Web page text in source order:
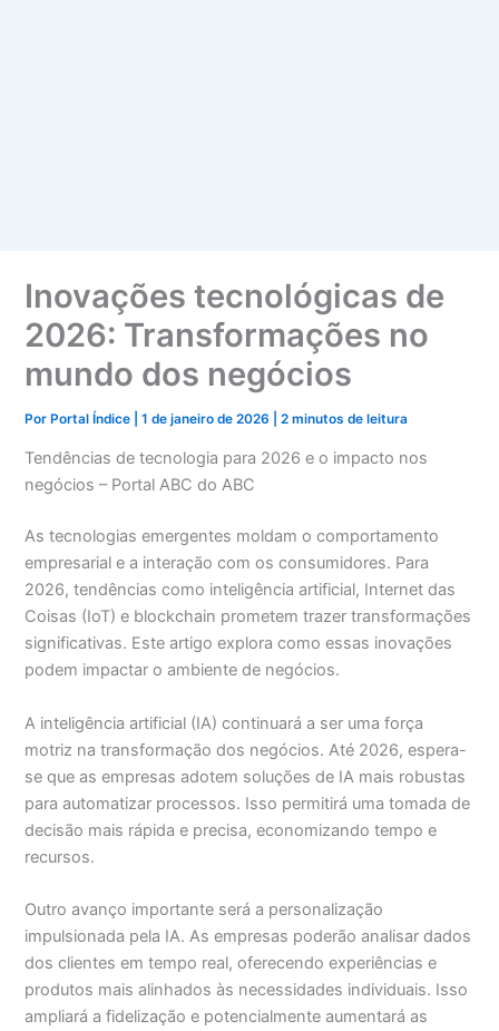
Inovações tecnológicas de
2026: Transformações no
mundo dos negócios
PorPortal Índice |1 de janeiro de 2026 |2 minutos de leitura
Tendências de tecnologia para 2026 e o impacto nos
negócios – Portal ABC do ABC
As tecnologias emergentes moldam o comportamento
empresarial e a interação com os consumidores. Para
2026, tendências como inteligência artificial, Internet das
Coisas (IoT) e blockchain prometem trazer transformações
significativas. Este artigo explora como essas inovações
podem impactar o ambiente de negócios.
A inteligência artificial (IA) continuará a ser uma força
motriz na transformação dos negócios. Até 2026, espera-
se que as empresas adotem soluções de IA mais robustas
para automatizar processos. Isso permitirá uma tomada de
decisão mais rápida e precisa, economizando tempo e
recursos.
Outro avanço importante será a personalização
impulsionada pela IA. As empresas poderão analisar dados
dos clientes em tempo real, oferecendo experiências e
produtos mais alinhados às necessidades individuais. Isso
ampliará a fidelização e potencialmente aumentará as